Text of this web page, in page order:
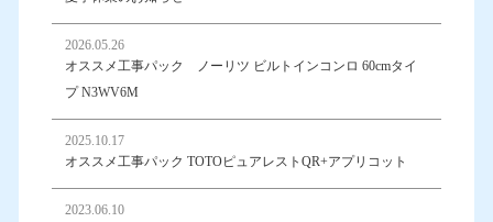
2026.05.26
オススメ工事パック ノーリツ ビルトインコンロ 60cmタイ
プ N3WV6M
2025.10.17
オススメ工事パック TOTOピュアレストQR+アプリコット
2023.06.10